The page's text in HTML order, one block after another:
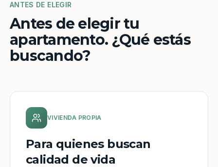
ANTES DE ELEGIR
Antes de elegir tu
apartamento. ¿Qué estás
buscando?
VIVIENDA PROPIA
Para quienes buscan
calidad de vida